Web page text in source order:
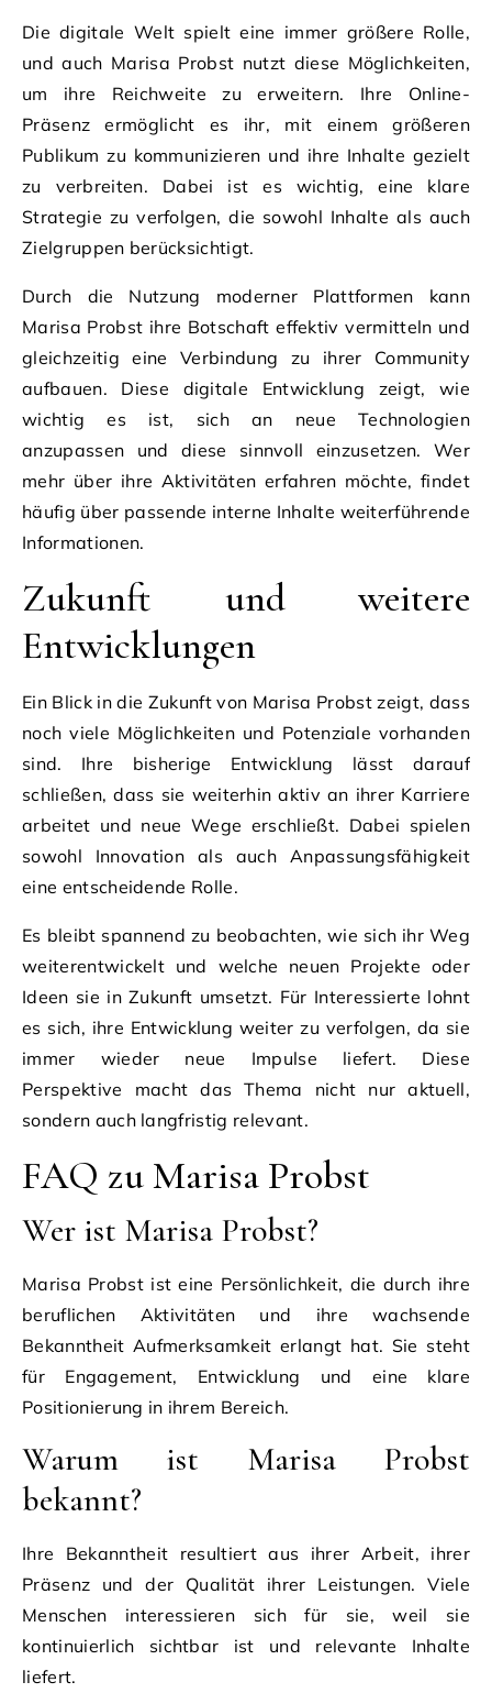
Die digitale Welt spielt eine immer größere Rolle,
und auch Marisa Probst nutzt diese Möglichkeiten,
um ihre Reichweite zu erweitern. Ihre Online-
Präsenz ermöglicht es ihr, mit einem größeren
Publikum zu kommunizieren und ihre Inhalte gezielt
zu verbreiten. Dabei ist es wichtig, eine klare
Strategie zu verfolgen, die sowohl Inhalte als auch
Zielgruppen berücksichtigt.
Durch die Nutzung moderner Plattformen kann
Marisa Probst ihre Botschaft effektiv vermitteln und
gleichzeitig eine Verbindung zu ihrer Community
aufbauen. Diese digitale Entwicklung zeigt, wie
wichtig es ist, sich an neue Technologien
anzupassen und diese sinnvoll einzusetzen. Wer
mehr über ihre Aktivitäten erfahren möchte, findet
häufig über passende interne Inhalte weiterführende
Informationen.
Zukunft und weitere
Entwicklungen
Ein Blick in die Zukunft von Marisa Probst zeigt, dass
noch viele Möglichkeiten und Potenziale vorhanden
sind. Ihre bisherige Entwicklung lässt darauf
schließen, dass sie weiterhin aktiv an ihrer Karriere
arbeitet und neue Wege erschließt. Dabei spielen
sowohl Innovation als auch Anpassungsfähigkeit
eine entscheidende Rolle.
Es bleibt spannend zu beobachten, wie sich ihr Weg
weiterentwickelt und welche neuen Projekte oder
Ideen sie in Zukunft umsetzt. Für Interessierte lohnt
es sich, ihre Entwicklung weiter zu verfolgen, da sie
immer wieder neue Impulse liefert. Diese
Perspektive macht das Thema nicht nur aktuell,
sondern auch langfristig relevant.
FAQ zu Marisa Probst
Wer ist Marisa Probst?
Marisa Probst ist eine Persönlichkeit, die durch ihre
beruflichen Aktivitäten und ihre wachsende
Bekanntheit Aufmerksamkeit erlangt hat. Sie steht
für Engagement, Entwicklung und eine klare
Positionierung in ihrem Bereich.
Warum ist Marisa Probst
bekannt?
Ihre Bekanntheit resultiert aus ihrer Arbeit, ihrer
Präsenz und der Qualität ihrer Leistungen. Viele
Menschen interessieren sich für sie, weil sie
kontinuierlich sichtbar ist und relevante Inhalte
liefert.